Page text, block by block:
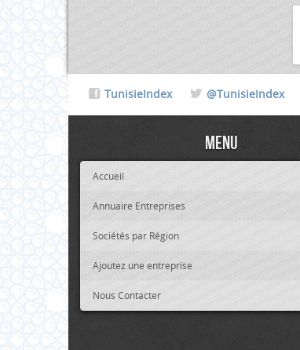
TunisieIndex @TunisieIndex
Menu
Accueil
Annuaire Entreprises
Sociétés par Région
Ajoutez une entreprise
Nous Contacter